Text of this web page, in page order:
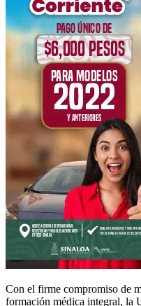
Con el firme compromiso de
formación médica integral, la